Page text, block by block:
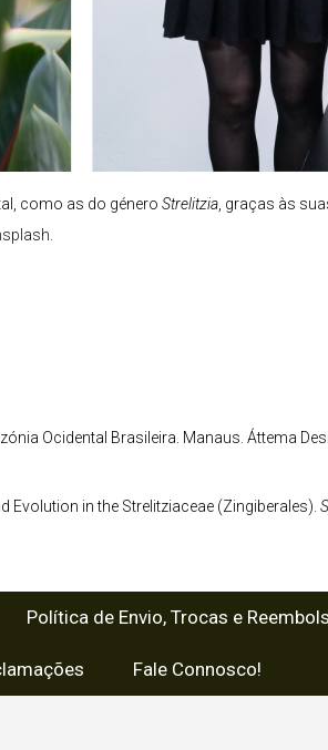
como as do género Strelitzia , graças às
Ocidental Brasileira. Manaus. Áttema
Evolution in the Strelitziaceae (Zingiberales).
Política de Envio, Trocas e
Fale Connosco!